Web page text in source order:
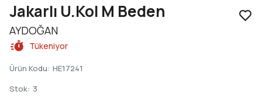
Jakarlı U.Kol M Beden
AYDOĞAN
Tükeniyor
Ürün Kodu: HE17241
Stok: 3